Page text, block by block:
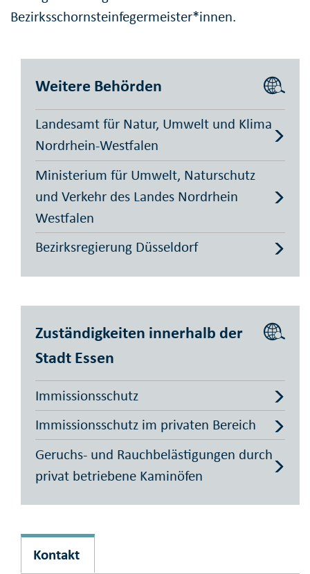
Bezirksschornsteinfegermeister*innen.
Weitere Behörden
Landesamt für Natur, Umwelt und Klima
Nordrhein-Westfalen
Ministerium für Umwelt, Naturschutz
und Verkehr des Landes Nordrhein
Westfalen
Bezirksregierung Düsseldorf
Zuständigkeiten innerhalb der
Stadt Essen
Immissionsschutz
Immissionsschutz im privaten Bereich
Geruchs- und Rauchbelästigungen durch
privat betriebene Kaminöfen
Kontakt